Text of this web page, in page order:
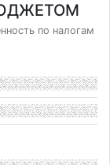
по налогам